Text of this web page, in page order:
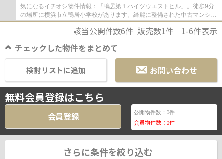
気になるイチオシ物件情報：「鴨居第１ハイツウエストヒル」。徒歩9分
の場所に横浜市立鴨居小学校があります。綺麗に整備された中古マンショ
ンで清潔感を感じます。横浜市緑区でマイホ...
該当公開件数6件 販売数1件 1-6件表示
チェックした物件をまとめて
お問い合わせ
検討リストに追加
無料会員登録はこちら
会員登録 公開物件数： 0件
会員物件数： 0件
さらに条件を絞り込む